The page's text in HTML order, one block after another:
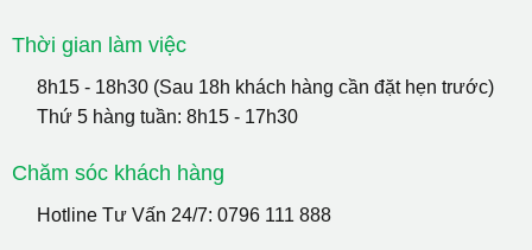
Thời gian làm việc
8h15 - 18h30 (Sau 18h khách hàng cần đặt hẹn trước)
Thứ 5 hàng tuần: 8h15 - 17h30
Chăm sóc khách hàng
Hotline Tư Vấn 24/7: 0796 111 888